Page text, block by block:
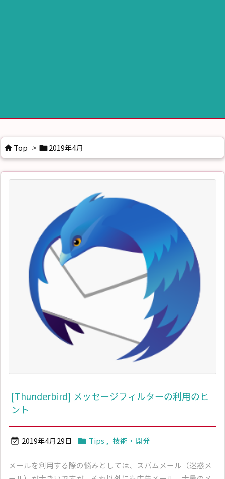
 Top > 2019年4月
[Thunderbird] メッセージフィルターの利用のヒ
ント
 2019年4月29日  Tips , 技術・開発
メールを利用する際の悩みとしては、スパムメール（迷惑メ